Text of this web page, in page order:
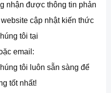
nhận được thông tin phản
cập nhật kiến thức
tôi tại
email:
tôi luôn sẵn sàng để
tốt nhất!